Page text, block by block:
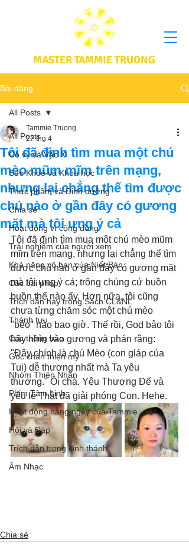
MASTER TAMMIE TRUONG
Bài đăng
All Posts
Cô vy và Vắc X
Sức Khoẻ và Khoa học
Thực phầm và Dinh dưỡng
Chia sẻ
Hoạt động vì cộng đồng
Trải nghiệm của người xem
Khả năng vô hạn của Niết Bàn
Các bài pháp
Trích dẫn hay trong Sách CL&NL
Thành tựu
Các thông báo
Góc chân thiện mỹ
Nhóm Thiên Nhãn
Phim Tâm Linh
Hoạt động hằng ngày của Tammie
Hỏi và Đáp
Trích dẫn trong kinh thánh
Âm Nhạc
All Posts
Tôi đã định tìm mua một chú
mèo mũm mĩm trên mạng,
nhưng lại chẳng thể tìm được
chú nào ở gần đây có gương
mặt mà tôi ưng ý cả
Tammie Truong
27 thg 4
Tôi đã định tìm mua một chú mèo mũm
mĩm trên mạng, nhưng lại chẳng thể tìm
được chú nào ở gần đây có gương mặt
mà tôi ưng ý cả; trông chúng cứ buồn
buồn thế nào ấy. Hơn nữa, tôi cũng
chưa từng chăm sóc một chú mèo
"béo" nào bao giờ. Thế rồi, God bảo tôi
hãy nhìn vào gương và phán rằng:
"Đây chính là chú Mèo (con giáp của
Tui) dễ thương nhất mà Ta yêu
thương." Ôi chà. Yêu Thượng Đế và
yêu lẽ Thật đã giải phóng Con. Hehe.
Chia sẻ